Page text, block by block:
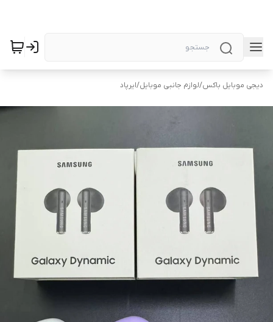
دیجی موبایل باکس/لوازم جانبی موبایل/ایرپاد